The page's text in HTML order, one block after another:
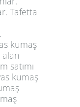
Tafetta
kumaş
satımı
kumaş